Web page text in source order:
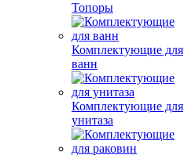
Топоры
Комплектующие для
ванн
Комплектующие для
унитаза